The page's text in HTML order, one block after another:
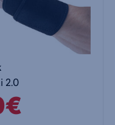
2.0